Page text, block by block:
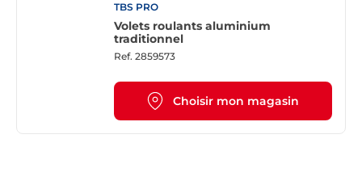
TBS PRO
Volets roulants aluminium
traditionnel
Ref. 2859573
Choisir mon magasin